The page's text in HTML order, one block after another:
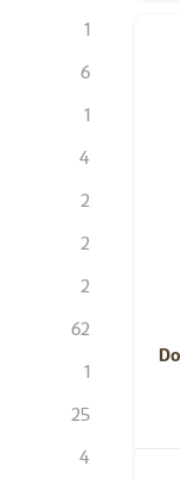
1
6
1
4
2
2
2
62
1
25
4